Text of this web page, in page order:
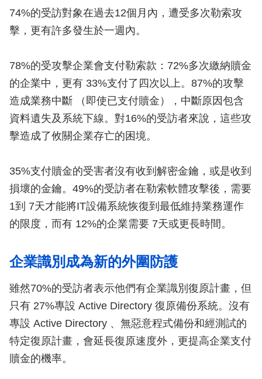
74%的受訪對象在過去12個月內，遭受多次勒索攻
擊，更有許多發生於一週內。
78%的受攻擊企業會支付勒索款：72%多次繳納贖金
的企業中，更有 33%支付了四次以上。87%的攻擊
造成業務中斷 （即使已支付贖金），中斷原因包含
資料遺失及系統下線。對16%的受訪者來說，這些攻
擊造成了攸關企業存亡的困境。
35%支付贖金的受害者沒有收到解密金鑰，或是收到
損壞的金鑰。49%的受訪者在勒索軟體攻擊後，需要
1到 7天才能將IT設備系統恢復到最低維持業務運作
的限度，而有 12%的企業需要 7天或更長時間。
企業識別成為新的外圍防護
雖然70%的受訪者表示他們有企業識別復原計畫，但
只有 27%專設 Active Directory 復原備份系統。沒有
專設 Active Directory 、無惡意程式備份和經測試的
特定復原計畫，會延長復原速度外，更提高企業支付
贖金的機率。